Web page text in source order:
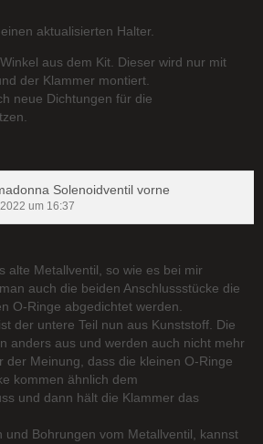
aktualisierten Halter.
aus dem Kit. Dieser wird nur mit
der Klammer montiert.
neue Dichtungen für die
Solenoidventil vorne
um 16:37
alte Metallventil, so wie es bei mir
auch die beiden Anschlussstücke die
O-Ringe abgedichtet werden.
der untere Teil nun aus Kunststoff. Die
anders aus und werden auch nicht mehr
der Meinung, dass die kleinen O-Ringe
kommen ähnlich dem
und dann hält die Klammer das
und Bohrungen vom Metallventil, kannst